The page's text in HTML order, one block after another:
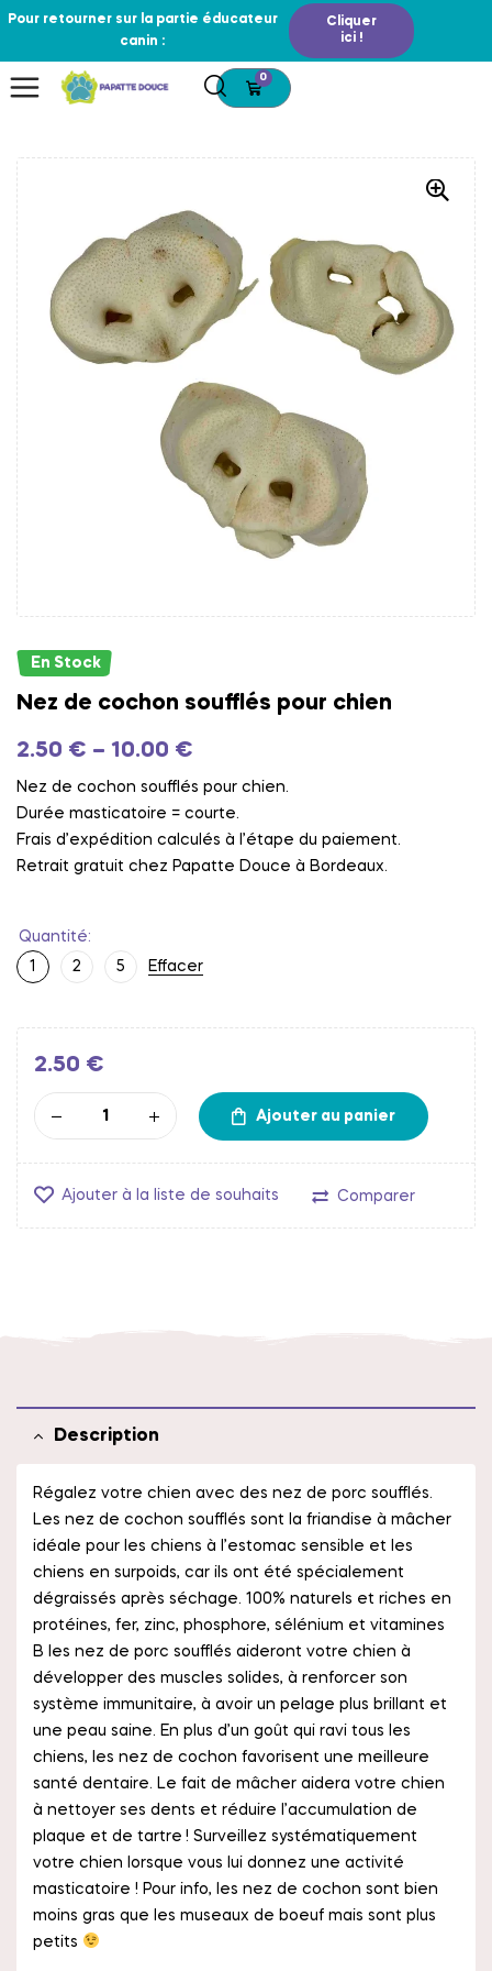
Pour retourner sur la partie éducateur
canin :
Cliquer
ici !
0
En Stock
Nez de cochon soufflés pour chien
2.50 € – 10.00 €
Nez de cochon soufflés pour chien.
Durée masticatoire = courte.
Frais d’expédition calculés à l’étape du paiement.
Retrait gratuit chez Papatte Douce à Bordeaux.
Quantité
1
2 5 Effacer
2.50 €
Ajouter au panier
Ajouter à la liste de souhaits Comparer
Description
Régalez votre chien avec des nez de porc soufflés.
Les nez de cochon soufflés sont la friandise à mâcher
idéale pour les chiens à l’estomac sensible et les
chiens en surpoids, car ils ont été spécialement
dégraissés après séchage. 100% naturels et riches en
protéines, fer, zinc, phosphore, sélénium et vitamines
B les nez de porc soufflés aideront votre chien à
développer des muscles solides, à renforcer son
système immunitaire, à avoir un pelage plus brillant et
une peau saine. En plus d’un goût qui ravi tous les
chiens, les nez de cochon favorisent une meilleure
santé dentaire. Le fait de mâcher aidera votre chien
à nettoyer ses dents et réduire l’accumulation de
plaque et de tartre ! Surveillez systématiquement
votre chien lorsque vous lui donnez une activité
masticatoire ! Pour info, les nez de cochon sont bien
moins gras que les museaux de boeuf mais sont plus
petits